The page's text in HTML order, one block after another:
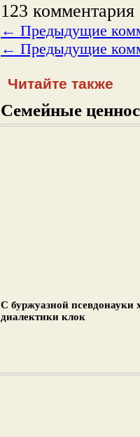
123 комментария
← Предыдущие
← Предыдущие
Читайте также
Семейные
С буржуазной псевдонауки
диалектики клок